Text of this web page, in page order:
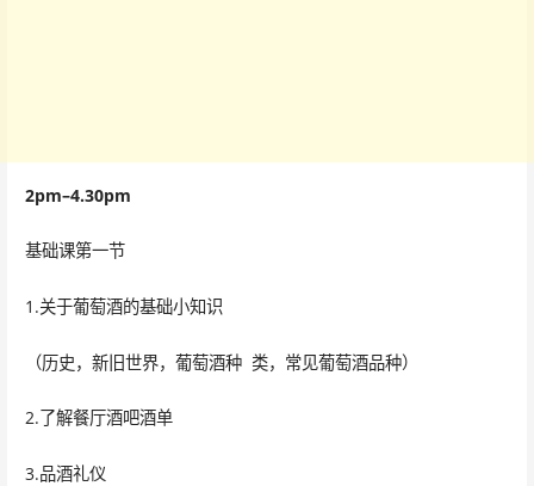
2pm–4.30pm
基础课第一节
1.关于葡萄酒的基础小知识
（历史，新旧世界，葡萄酒种 类，常见葡萄酒品种）
2.了解餐厅酒吧酒单
3.品酒礼仪